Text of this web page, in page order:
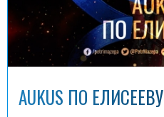
AUKUS ПО ЕЛИСЕЕВУ